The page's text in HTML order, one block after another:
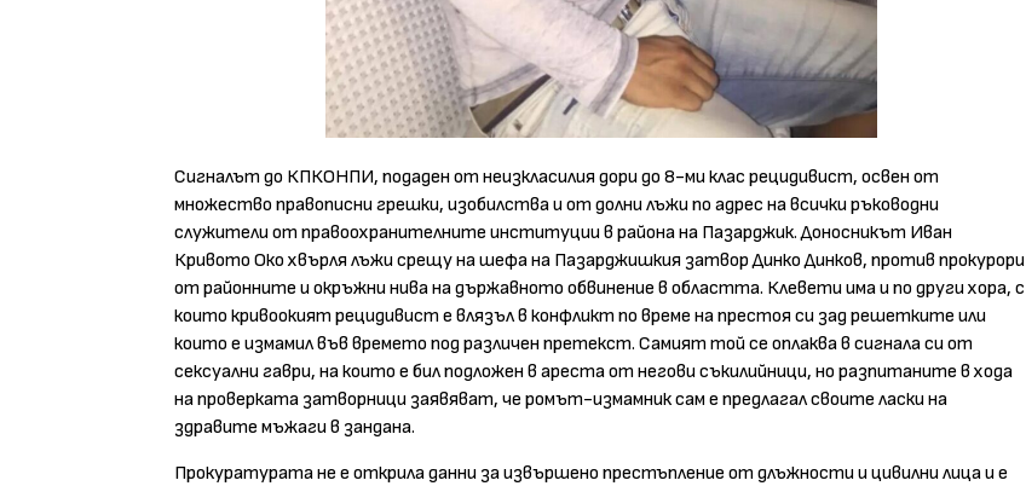
Сигналът до КПКОНПИ, подаден от неизкласилия дори до 8-ми клас рецидивист, освен от
множество правописни грешки, изобилства и от долни лъжи по адрес на всички ръководни
служители от правоохранителните институции в района на Пазарджик. Доносникът Иван
Кривото Око хвърля лъжи срещу на шефа на Пазарджишкия затвор Динко Динков, против прокурори
от районните и окръжни нива на държавното обвинение в областта. Клевети има и по други хора, с
които кривоокият рецидивист е влязъл в конфликт по време на престоя си зад решетките или
които е измамил във времето под различен претекст. Самият той се оплаква в сигнала си от
сексуални гаври, на които е бил подложен в ареста от негови съкилийници, но разпитаните в хода
на проверката затворници заявяват, че ромът-измамник сам е предлагал своите ласки на
здравите мъжаги в зандана.
Прокуратурата не е открила данни за извършено престъпление от длъжности и цивилни лица и е